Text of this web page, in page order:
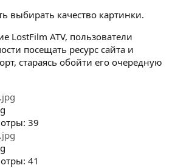
выбирать качество картинки.
LostFilm ATV, пользователи
посещать ресурс сайта и
стараясь обойти его очередную
39
41